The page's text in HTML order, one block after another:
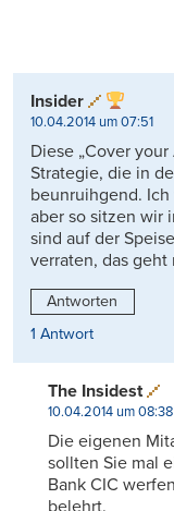
Insider
10.04.2014 um 07:51
Diese „Cover
Strategie, die in
beunruihgend.
aber so sitzen wir
sind auf der
verraten, das geht
Antworten
1 Antwort
The Insidest
10.04.2014 um 08:38
Die eigenen
sollten Sie mal
Bank CIC
belehrt.